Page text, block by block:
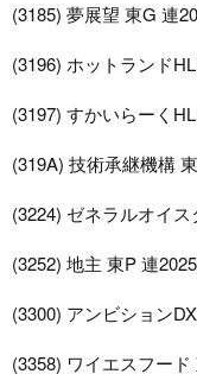
(3185) 夢展望 東G 連
(3196) ホットランド
(3197) すかいらーく
(319A) 技術承継機構
(3224) ゼネラルオイ
(3252) 地主 東P 連
(3300) アンビション
(3358) ワイエスフー